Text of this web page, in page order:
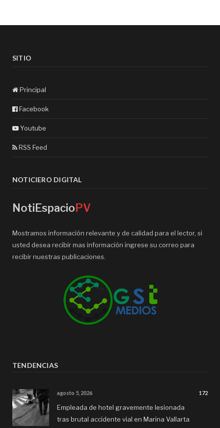
SITIO
Principal
Facebook
Youtube
RSS Feed
NOTICIERO DIGITAL
NotiEspacioPV
Mostramos información relevante y de calidad para el lector, si
usted desea recibir mas información ingrese su correo para
recibir nuestras publicaciones.
TENDENCIAS
agosto 5, 2026 172
Empleada de hotel gravemente lesionada
tras brutal accidente vial en Marina Vallarta